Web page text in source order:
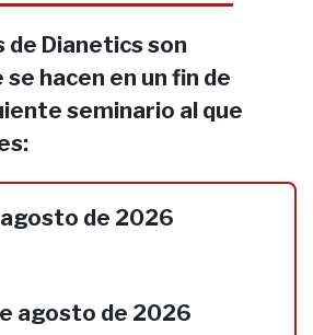
de Dianetics son
hacen en un fin de
seminario al que
agosto de 2026
agosto de 2026